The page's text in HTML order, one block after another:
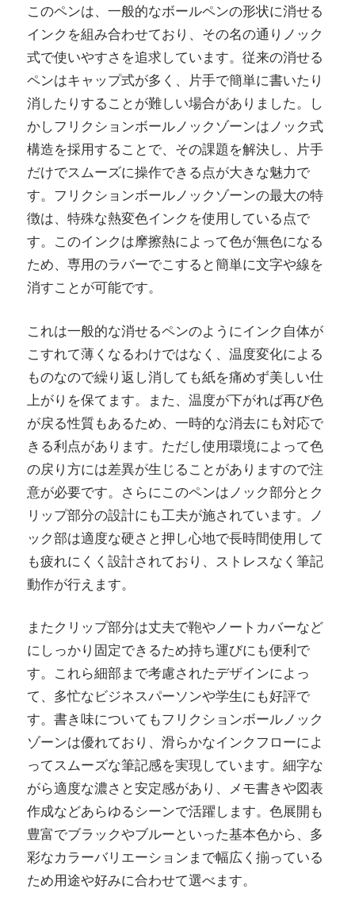
このペンは、一般的なボールペンの形状に消せる
インクを組み合わせており、その名の通りノック
式で使いやすさを追求しています。従来の消せる
ペンはキャップ式が多く、片手で簡単に書いたり
消したりすることが難しい場合がありました。し
かしフリクションボールノックゾーンはノック式
構造を採用することで、その課題を解決し、片手
だけでスムーズに操作できる点が大きな魅力で
す。フリクションボールノックゾーンの最大の特
徴は、特殊な熱変色インクを使用している点で
す。このインクは摩擦熱によって色が無色になる
ため、専用のラバーでこすると簡単に文字や線を
消すことが可能です。
これは一般的な消せるペンのようにインク自体が
こすれて薄くなるわけではなく、温度変化による
ものなので繰り返し消しても紙を痛めず美しい仕
上がりを保てます。また、温度が下がれば再び色
が戻る性質もあるため、一時的な消去にも対応で
きる利点があります。ただし使用環境によって色
の戻り方には差異が生じることがありますので注
意が必要です。さらにこのペンはノック部分とク
リップ部分の設計にも工夫が施されています。ノ
ック部は適度な硬さと押し心地で長時間使用して
も疲れにくく設計されており、ストレスなく筆記
動作が行えます。
またクリップ部分は丈夫で鞄やノートカバーなど
にしっかり固定できるため持ち運びにも便利で
す。これら細部まで考慮されたデザインによっ
て、多忙なビジネスパーソンや学生にも好評で
す。書き味についてもフリクションボールノック
ゾーンは優れており、滑らかなインクフローによ
ってスムーズな筆記感を実現しています。細字な
がら適度な濃さと安定感があり、メモ書きや図表
作成などあらゆるシーンで活躍します。色展開も
豊富でブラックやブルーといった基本色から、多
彩なカラーバリエーションまで幅広く揃っている
ため用途や好みに合わせて選べます。